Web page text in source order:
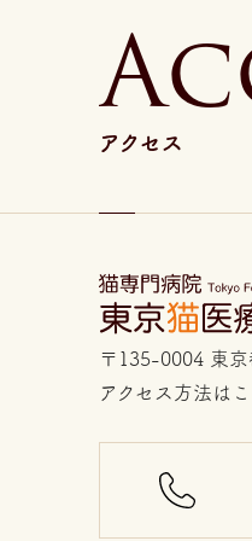
Ac
アクセス
〒135-0004 東
アクセス方法は